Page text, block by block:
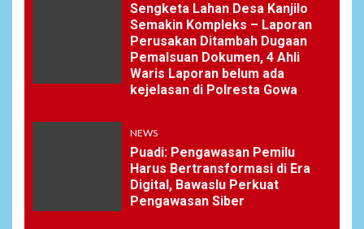
Sengketa Lahan Desa Kanjilo
Semakin Kompleks – Laporan
Perusakan Ditambah Dugaan
Pemalsuan Dokumen, 4 Ahli
Waris Laporan belum ada
kejelasan di Polresta Gowa
NEWS
Puadi: Pengawasan Pemilu
Harus Bertransformasi di Era
Digital, Bawaslu Perkuat
Pengawasan Siber